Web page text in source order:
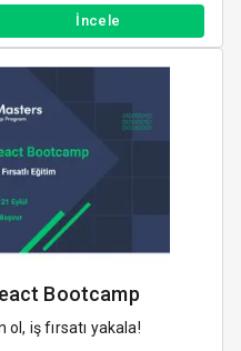
İncele
Bootcamp
iş fırsatı yakala!